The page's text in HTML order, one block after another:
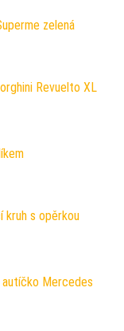
zelená
Revuelto XL
kruh s opěrkou
Mercedes